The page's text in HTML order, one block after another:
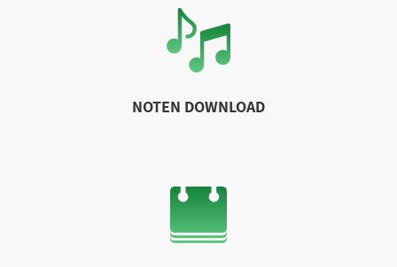
NOTEN DOWNLOAD